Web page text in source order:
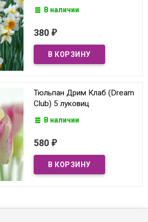
В наличии
380 ₽
Тюльпан Дрим Клаб (Dream
Club) 5 луковиц
В наличии
580 ₽